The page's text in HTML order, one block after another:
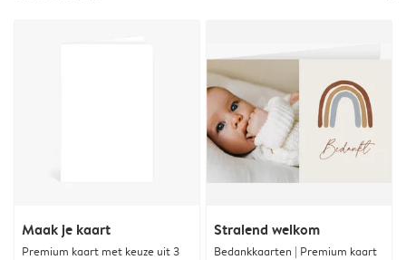
Maak je kaart
Premium kaart met keuze uit 3
Stralend welkom
Bedankkaarten | Premium kaart